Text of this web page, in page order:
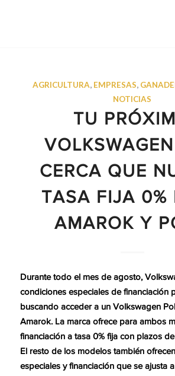
AGRICULTURA, EMPRESAS,
NOTICIAS
TU
CERCA QUE
TASA FIJA 0%
AMAROK Y
Durante todo el mes de agosto,
condiciones especiales de financiación
buscando acceder a un Volkswagen
Amarok. La marca ofrece para ambos
financiación a tasa 0% fija con plazos
El resto de los modelos también ofrecen
especiales y financiación que se ajusta